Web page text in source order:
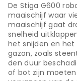
De Stiga G600
maaischijf waar
maaischijf gaat
snelheid
het snijden en het
gazon, zoals
den duur
of bot zijn moeten